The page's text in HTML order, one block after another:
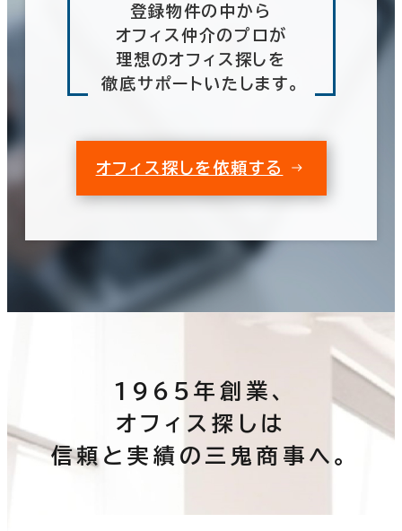
登録物件の中から
オフィス仲介のプロが
理想のオフィス探しを
徹底サポートいたします。
オフィス探しを依頼する
1965年創業、
オフィス探しは
信頼と実績の三鬼商事へ。